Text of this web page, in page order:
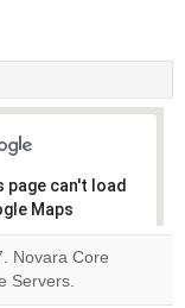
page can't load
Maps
you
this
OK
Novara Core
Servers.